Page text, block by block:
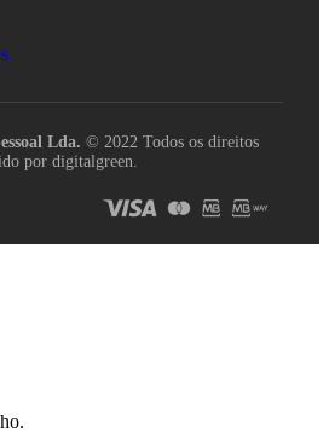
Lda. © 2022 Todos os direitos
por digitalgreen.